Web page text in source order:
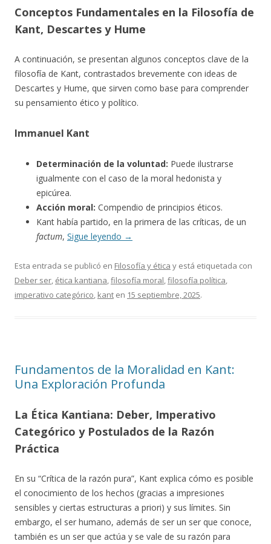
Conceptos Fundamentales en la Filosofía de
Kant, Descartes y Hume
A continuación, se presentan algunos conceptos clave de la
filosofía de Kant, contrastados brevemente con ideas de
Descartes y Hume, que sirven como base para comprender
su pensamiento ético y político.
Immanuel Kant
Determinación de la voluntad: Puede ilustrarse
igualmente con el caso de la moral hedonista y
epicúrea.
Acción moral: Compendio de principios éticos.
Kant había partido, en la primera de las críticas, de un
factum, Sigue leyendo →
Esta entrada se publicó en Filosofía y ética y está etiquetada con
Deber ser, ética kantiana,filosofía moral,filosofía política,
imperativo categórico, kant en 15 septiembre, 2025.
Fundamentos de la Moralidad en Kant:
Una Exploración Profunda
La Ética Kantiana: Deber, Imperativo
Categórico y Postulados de la Razón
Práctica
En su “Crítica de la razón pura”, Kant explica cómo es posible
el conocimiento de los hechos (gracias a impresiones
sensibles y ciertas estructuras a priori) y sus límites. Sin
embargo, el ser humano, además de ser un ser que conoce,
también es un ser que actúa y se vale de su razón para